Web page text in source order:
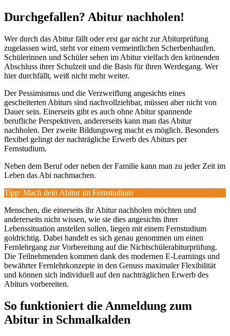
Durchgefallen? Abitur nachholen!
Wer durch das Abitur fällt oder erst gar nicht zur Abiturprüfung
zugelassen wird, steht vor einem vermeintlichen Scherbenhaufen.
Schülerinnen und Schüler sehen im Abitur vielfach den krönenden
Abschluss ihrer Schulzeit und die Basis für ihren Werdegang. Wer
hier durchfällt, weiß nicht mehr weiter.
Der Pessimismus und die Verzweiflung angesichts eines
gescheiterten Abiturs sind nachvollziehbar, müssen aber nicht von
Dauer sein. Einerseits gibt es auch ohne Abitur spannende
berufliche Perspektiven, andererseits kann man das Abitur
nachholen. Der zweite Bildungsweg macht es möglich. Besonders
flexibel gelingt der nachträgliche Erwerb des Abiturs per
Fernstudium.
Neben dem Beruf oder neben der Familie kann man zu jeder Zeit im
Leben das Abi nachmachen.
Tipp: Mach dein Abitur im Fernstudium
Menschen, die einerseits ihr Abitur nachholen möchten und
andererseits nicht wissen, wie sie dies angesichts ihrer
Lebenssituation anstellen sollen, liegen mit einem Fernstudium
goldrichtig. Dabei handelt es sich genau genommen um einen
Fernlehrgang zur Vorbereitung auf die Nichtschülerabiturprüfung.
Die Teilnehmenden kommen dank des modernen E-Learnings und
bewährter Fernlehrkonzepte in den Genuss maximaler Flexibilität
und können sich individuell auf den nachträglichen Erwerb des
Abiturs vorbereiten.
So funktioniert die Anmeldung zum
Abitur in Schmalkalden